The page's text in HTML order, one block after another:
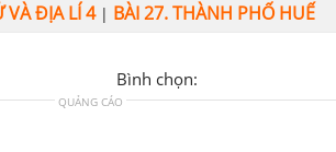
VÀ ĐỊA LÍ 4| BÀI 27. THÀNH PHỐ HUẾ
Bình chọn:
QUẢNG CÁO